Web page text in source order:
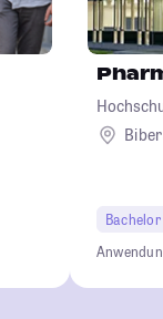
Bachelor